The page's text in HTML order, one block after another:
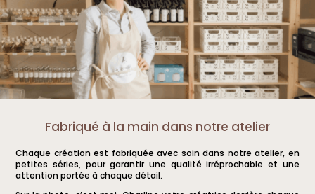
Fabriqué à la main dans notre atelier
Chaque création est fabriquée avec soin dans notre atelier, en
petites séries, pour garantir une qualité irréprochable et une
attention portée à chaque détail.